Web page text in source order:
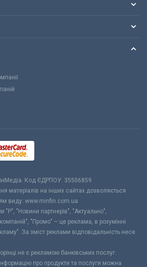
Код ЄДРПОУ: 35506859
матеріалів на інших сайтах дозволяється
виду: www.minfin.com.ua
"Р", "Новини партнерів", "Актуально",
"Промо" – це реклама, в розумінні
За зміст реклами відповідальність несе
не є рекламою банківських послуг.
про продукти та послуги можна